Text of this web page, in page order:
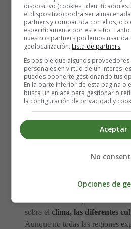
sobre el clima, las diferentes
Aunque no todas las regiones
dispositivo (cookies, identificadores
el dispositivo) podrá ser
partners y compartida con ellos, o
específicamente por este sitio.
nuestros partners podemos usar
geolocalización. Lista de partners.
Es posible que algunos
personales en virtud de un interés
puedes oponerte gestionando tus
En la parte inferior de esta página o
busca un enlace para gestionar o
la configuración de privacidad y
Aceptar
No
Opciones de